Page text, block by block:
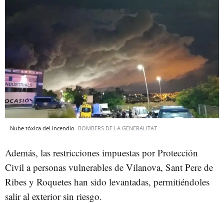
Nube tóxica del incendio BOMBERS DE LA GENERALITAT
Además, las restricciones impuestas por Protección
Civil a personas vulnerables de Vilanova, Sant Pere de
Ribes y Roquetes han sido levantadas, permitiéndoles
salir al exterior sin riesgo.